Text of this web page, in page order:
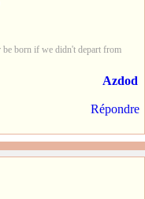
born if we didn't depart from
Azdod
Répondre